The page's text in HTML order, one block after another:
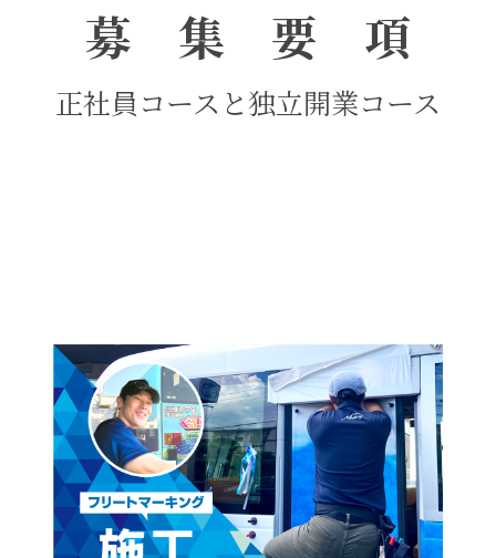
募 集 要 項
正社員コースと独立開業コース